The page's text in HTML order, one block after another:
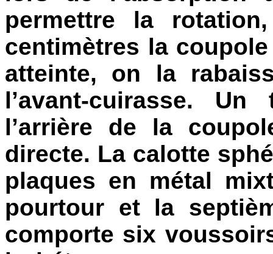
permettre la
centimètres la
atteinte, on la
l’avant-cuirasse.
l’arrière de la
directe. La calotte
plaques en métal
pourtour et la
comporte six